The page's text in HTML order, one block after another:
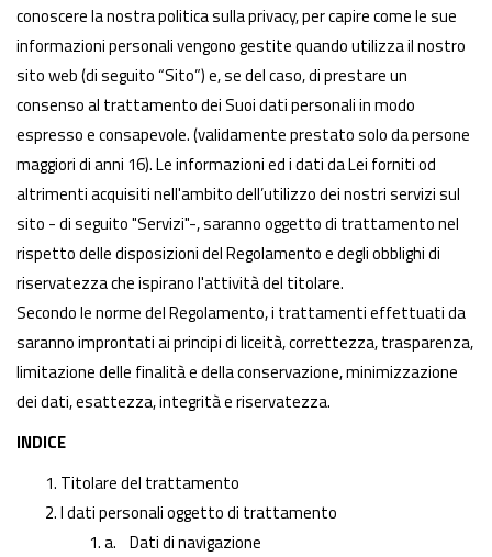
conoscere la nostra politica sulla privacy, per capire come le sue
informazioni personali vengono gestite quando utilizza il nostro
sito web (di seguito “Sito”) e, se del caso, di prestare un
consenso al trattamento dei Suoi dati personali in modo
espresso e consapevole. (validamente prestato solo da persone
maggiori di anni 16). Le informazioni ed i dati da Lei forniti od
altrimenti acquisiti nell'ambito dell’utilizzo dei nostri servizi sul
sito - di seguito "Servizi"-, saranno oggetto di trattamento nel
rispetto delle disposizioni del Regolamento e degli obblighi di
riservatezza che ispirano l'attività del titolare.
Secondo le norme del Regolamento, i trattamenti effettuati da
saranno improntati ai principi di liceità, correttezza, trasparenza,
limitazione delle finalità e della conservazione, minimizzazione
dei dati, esattezza, integrità e riservatezza.
INDICE
Titolare del trattamento
I dati personali oggetto di trattamento
a. Dati di navigazione